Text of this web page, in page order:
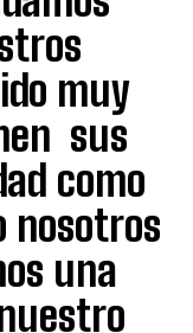
muy
sus
como
nosotros
una